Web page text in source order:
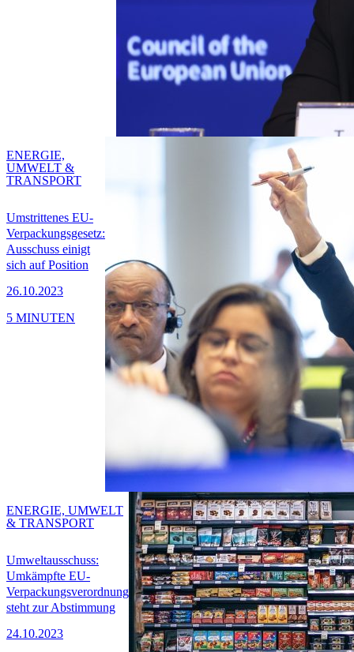
Umstrittenes EU-
Verpackungsgesetz:
Ausschuss einigt
sich auf Position
26.10.2023
ENERGIE,
UMWELT &
TRANSPORT
5 MINUTEN
Umweltausschuss:
Umkämpfte EU-
Verpackungsverordnung
steht zur Abstimmung
24.10.2023
ENERGIE, UMWELT
& TRANSPORT